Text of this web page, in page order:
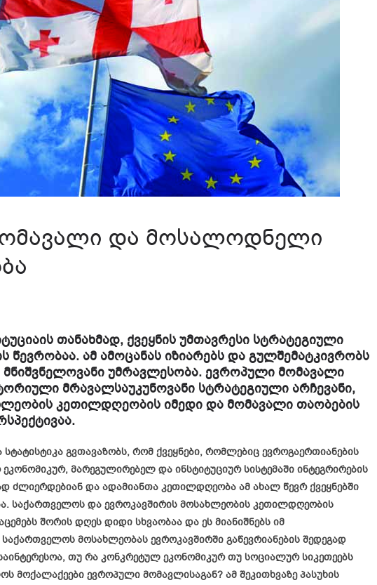
და მოსალოდნელი
თანახმად, ქვეყნის უმთავრესი სტრატეგიული
წევრობაა. ამ ამოცანას იზიარებს და გულშემატკივრობს
მნიშვნელოვანი უმრავლესობა. ევროპული მომავალი
მრავალსაუკუნოვანი სტრატეგიული არჩევანი,
კეთილდღეობის იმედი და მომავალი თაობების
გვთავაზობს, რომ ქვეყნები, რომლებიც ევროგაერთიანების
ეკონომიკურ, მარეგულირებელ და ინსტიტუციურ სისტემაში ინტეგრირების
ძლიერდებიან და ადამიანთა კეთილდღეობა ამ ახალ წევრ ქვეყნებში
საქართველოს და ევროკავშირის მოსახლეობის კეთილდღეობის
შორის დღეს დიდი სხვაობაა და ეს მიანიშნებს იმ
მოსახლეობას ევროკავშირში გაწევრიანების შედეგად
თუ რა კონკრეტულ ეკონომიკურ თუ სოციალურ სიკეთეებს
ევროპული მომავლისაგან? ამ შეკითხვაზე პასუხის